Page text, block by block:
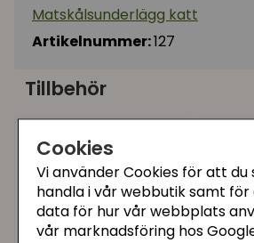
Cookies
Vi använder Cookies för att du
handla i vår webbutik samt
data för hur vår webbplats
vår marknadsföring hos
Matskålsunderlägg katt
Artikelnummer:127
Tillbehör